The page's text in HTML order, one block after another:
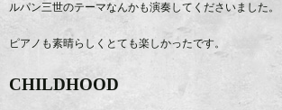
ルパン三世のテーマなんかも演奏してくださいました。
ピアノも素晴らしくとても楽しかったです。
CHILDHOOD